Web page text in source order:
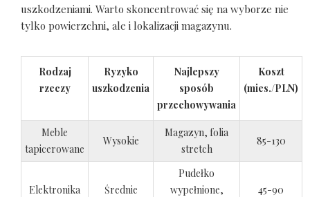
uszkodzeniami. Warto skoncentrować się na wyborze nie
tylko powierzchni, ale i lokalizacji magazynu.
Rodzaj
rzeczy
Ryzyko
uszkodzenia
Najlepszy
sposób
przechowywania
Koszt
(mies./PLN)
Meble
tapicerowane
Wysokie
Magazyn, folia
stretch
85-130
Elektronika Średnie
Pudełko
wypełnione,
45-90